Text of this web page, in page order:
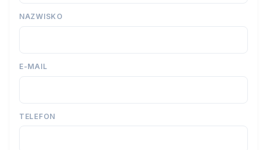
NAZWISKO
E-MAIL
TELEFON